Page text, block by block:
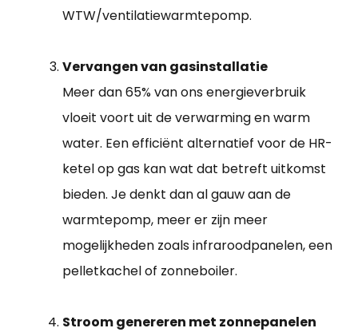
WTW/ventilatiewarmtepomp.
Vervangen van gasinstallatie
Meer dan 65% van ons energieverbruik
vloeit voort uit de verwarming en warm
water. Een efficiënt alternatief voor de HR-
ketel op gas kan wat dat betreft uitkomst
bieden. Je denkt dan al gauw aan de
warmtepomp, meer er zijn meer
mogelijkheden zoals infraroodpanelen, een
pelletkachel of zonneboiler.
Stroom genereren met zonnepanelen